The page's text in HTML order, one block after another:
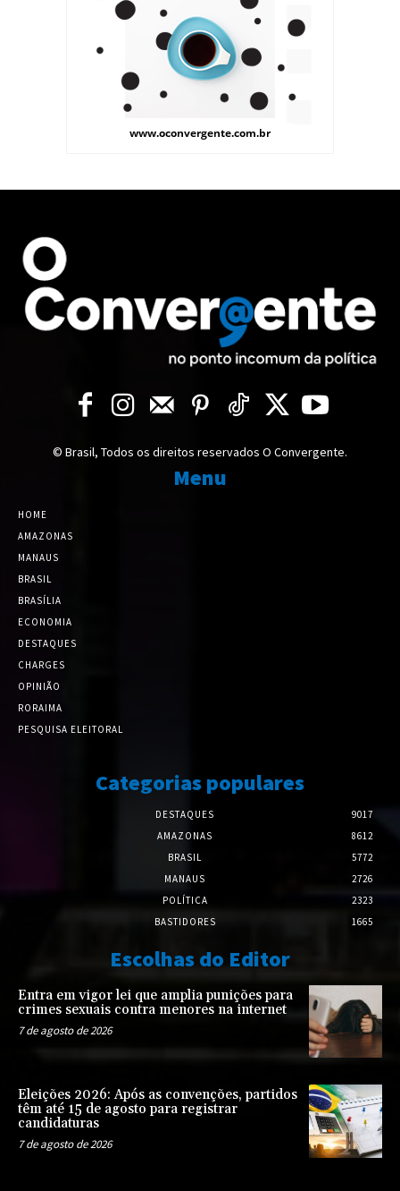
© Brasil, Todos os direitos reservados O Convergente.
Menu
HOME
AMAZONAS
MANAUS
BRASIL
BRASÍLIA
ECONOMIA
DESTAQUES
CHARGES
OPINIÃO
RORAIMA
PESQUISA ELEITORAL
Categorias populares
DESTAQUES
9017
AMAZONAS
8612
BRASIL
5772
MANAUS
2726
POLÍTICA
2323
BASTIDORES
1665
Escolhas do Editor
Entra em vigor lei que amplia punições para
crimes sexuais contra menores na internet
7 de agosto de 2026
Eleições 2026: Após as convenções, partidos
têm até 15 de agosto para registrar
candidaturas
7 de agosto de 2026